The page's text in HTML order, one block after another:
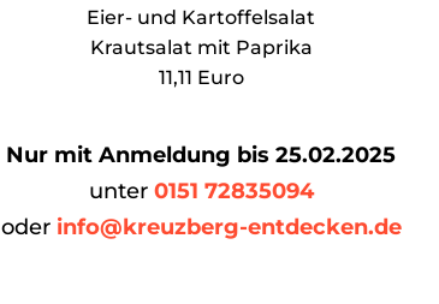
Eier- und Kartoffelsalat
Krautsalat mit Paprika
11,11 Euro
Nur mit Anmeldung bis 25.02.2025
unter 0151 72835094
oder info@kreuzberg-entdecken.de